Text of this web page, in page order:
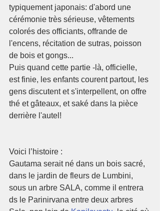
typiquement japonais: d'abord une
cérémonie très sérieuse, vêtements
colorés des officiants, offrande de
l'encens, récitation de sutras, poisson
de bois et gongs...
Puis quand cette partie -là, officielle,
est finie, les enfants courent partout, les
gens discutent et s'interpellent, on offre
thé et gâteaux, et saké dans la pièce
derrière l'autel!
Voici l’histoire :
Gautama serait né dans un bois sacré,
dans le jardin de fleurs de Lumbini,
sous un arbre SALA, comme il entrera
ds le Parinirvana entre deux arbres